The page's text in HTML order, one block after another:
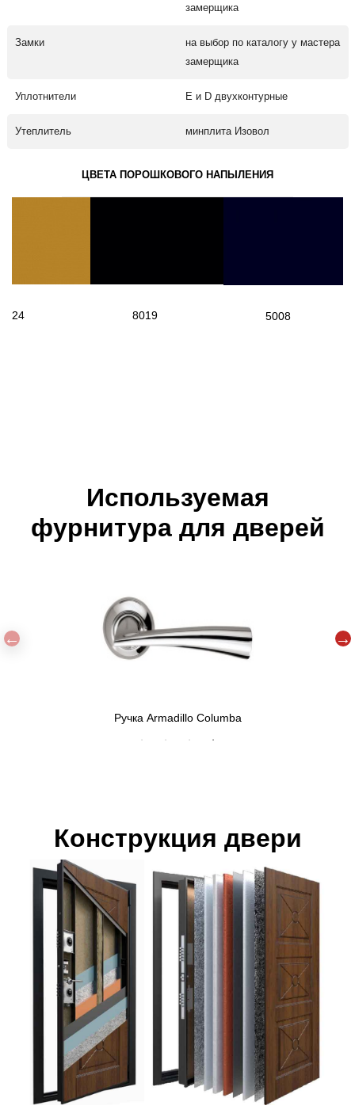
замерщика
Замки
на выбор по каталогу у мастера
замерщика
Уплотнители Е и D двухконтурные
Утеплитель минплита Изовол
ЦВЕТА ПОРОШКОВОГО НАПЫЛЕНИЯ
1024 8019 5008
Используемая
фурнитура для дверей
Ручка Armadillo Columba
Конструкция двери